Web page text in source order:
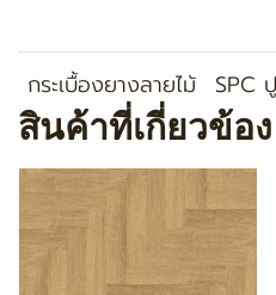
กระเบื้องยางลายไม้ SPC
สินค้าที่เกี่ยวข้อง